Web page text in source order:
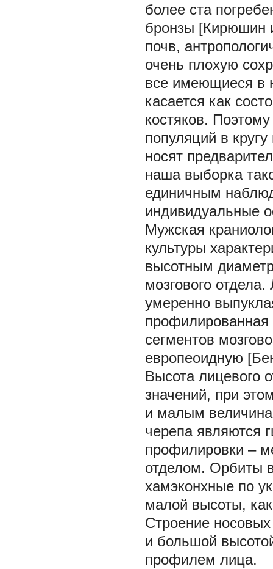
более ста
бронзы [Кирюшин
почв,
очень плохую
все имеющиеся в
касается как
костяков.
популяций в
носят
наша выборка
единичным
индивидуальные
Мужская
культуры
высотным
мозгового
умеренно
профилированная
сегментов
европеоидную
Высота лицевого
значений, при
и малым
черепа являются
профилировки –
отделом. Орбиты
хамэконхные по
малой высоты,
Строение
и большой
профилем лица.